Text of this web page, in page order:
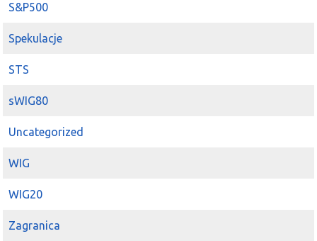
S&P500
Spekulacje
STS
sWIG80
Uncategorized
WIG
WIG20
Zagranica